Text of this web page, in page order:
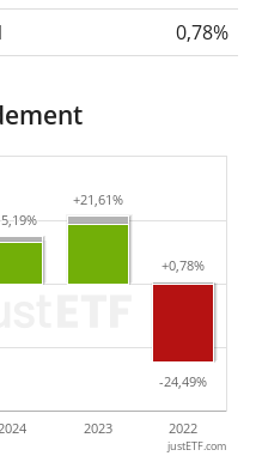
0,78%
-24,49%
-24,49%
+21,61%
+21,61%
+0,78%
+0,78%
2024 2023 2022
justETF.com